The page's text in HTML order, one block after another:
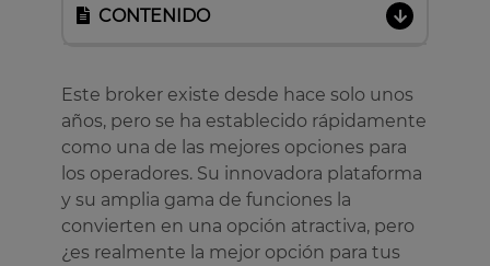
CONTENIDO
Este broker existe desde hace solo unos
años, pero se ha establecido rápidamente
como una de las mejores opciones para
los operadores. Su innovadora plataforma
y su amplia gama de funciones la
convierten en una opción atractiva, pero
¿es realmente la mejor opción para tus